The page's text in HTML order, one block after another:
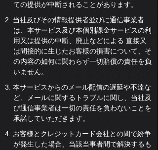
ての提供が中断されることがあります。
2. 当社及びその情報提供者並びに通信事業者
は、本サービス及び本個別課金サービスの利
用又は提供の中断、廃止などによる 直接又
は間接的に生じたお客様の損害について、そ
の内容の如何に関わらず一切賠償の責任を負
いません。
3. 本サービスからのメール配信の遅延や不達な
ど、メールに関するトラブルに関し、当社及
び通信事業者は一切の責任を負わないことを
承諾していただきます。
4. お客様とクレジットカード会社との間で紛争
が発生した場合、当該当事者間で解決するも